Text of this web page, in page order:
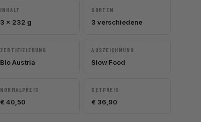
INHALT
3 × 232 g
SORTEN
3 verschiedene
ZERTIFIZIERUNG
Bio Austria
AUSZEICHNUNG
Slow Food
NORMALPREIS
€ 40,50
SETPREIS
€ 36,90